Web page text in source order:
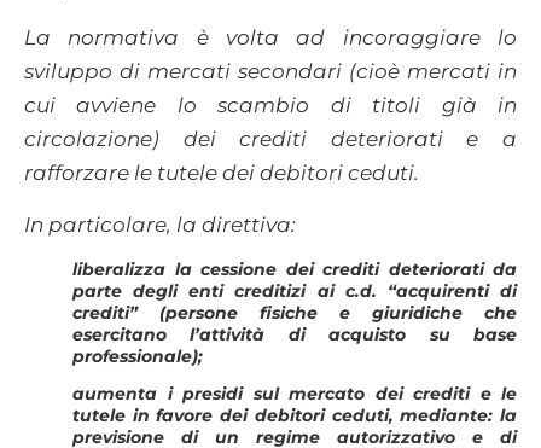
La normativa è volta ad incoraggiare lo
sviluppo di mercati secondari (cioè mercati in
cui avviene lo scambio di titoli già in
circolazione) dei crediti deteriorati e a
rafforzare le tutele dei debitori ceduti.
In particolare, la direttiva:
liberalizza la cessione dei crediti deteriorati da
parte degli enti creditizi ai c.d. “acquirenti di
crediti” (persone fisiche e giuridiche che
esercitano l’attività di acquisto su base
professionale);
aumenta i presidi sul mercato dei crediti e le
tutele in favore dei debitori ceduti, mediante: la
previsione di un regime autorizzativo e di